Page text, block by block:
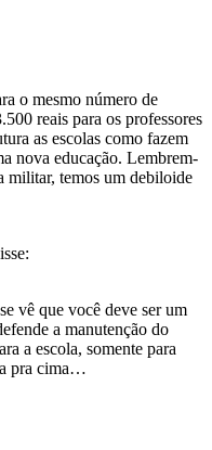
o mesmo número de
reais para os professores
as escolas como fazem
nova educação. Lembrem-
militar, temos um debiloide
vê que você deve ser um
a manutenção do
a escola, somente para
pra cima…